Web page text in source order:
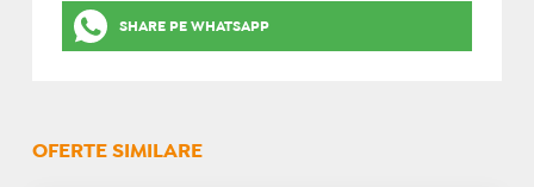
SHARE PE WHATSAPP
OFERTE SIMILARE